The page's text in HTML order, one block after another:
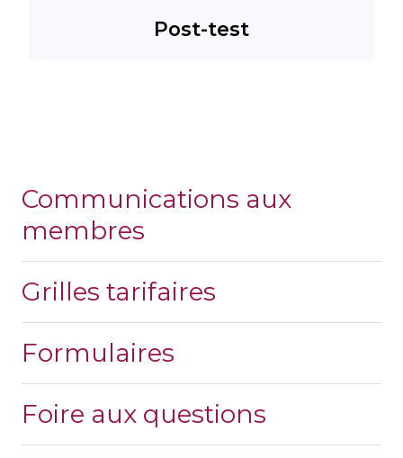
Post-test
Communications aux
membres
Grilles tarifaires
Formulaires
Foire aux questions